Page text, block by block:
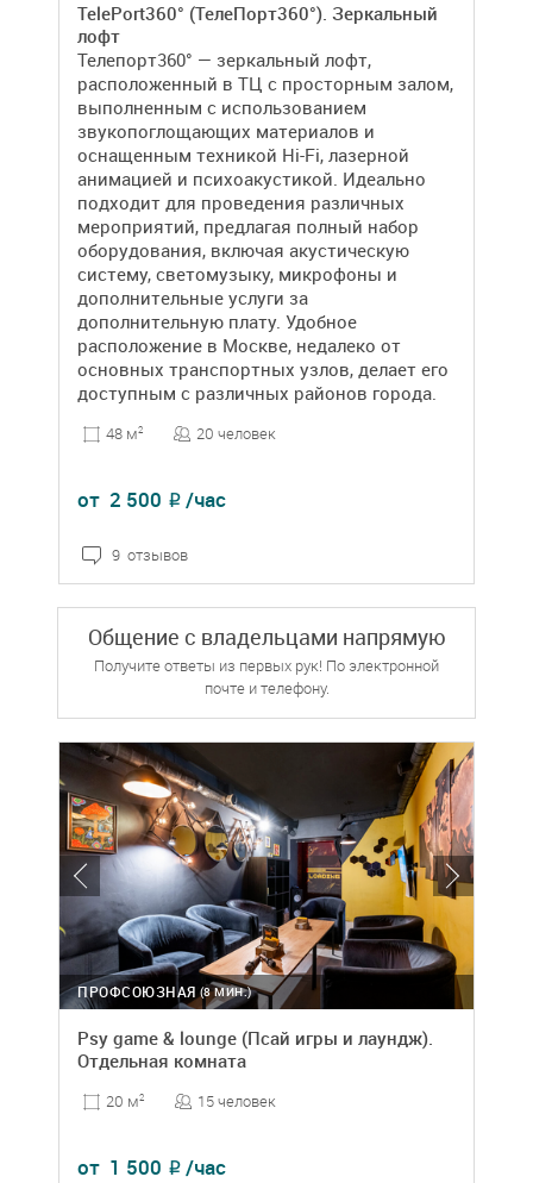
TelePort360° (ТелеПорт360°). Зеркальный
лофт
Телепорт360° — зеркальный лофт,
расположенный в ТЦ с просторным залом,
выполненным с использованием
звукопоглощающих материалов и
оснащенным техникой Hi-Fi, лазерной
анимацией и психоакустикой. Идеально
подходит для проведения различных
мероприятий, предлагая полный набор
оборудования, включая акустическую
систему, светомузыку, микрофоны и
дополнительные услуги за
дополнительную плату. Удобное
расположение в Москве, недалеко от
основных транспортных узлов, делает его
доступным с различных районов города.
48 м2 20 человек
от 2 500 ₽ /час
9 отзывов
Общение с владельцами напрямую
Получите ответы из первых рук! По электронной
почте и телефону.
(8 МИН.)
ПРОФСОЮЗНАЯ
Psy game & lounge (Псай игры и лаундж).
Отдельная комната
20 м2 15 человек
от 1 500 ₽ /час